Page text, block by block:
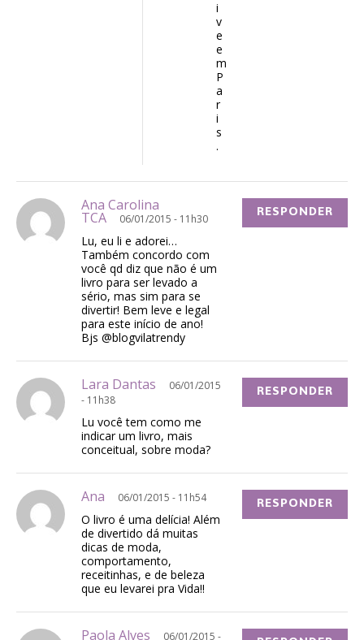
i
v
e
e
m
P
a
r
i
s
.
Ana Carolina
TCA 06/01/2015 - 11h30
Lu, eu li e adorei…
Também concordo com
você qd diz que não é um
livro para ser levado a
sério, mas sim para se
divertir! Bem leve e legal
para este início de ano!
Bjs @blogvilatrendy
RESPONDER
Lara Dantas
06/01/2015
- 11h38
Lu você tem como me
indicar um livro, mais
conceitual, sobre moda?
RESPONDER
Ana 06/01/2015 - 11h54
O livro é uma delícia! Além
de divertido dá muitas
dicas de moda,
comportamento,
receitinhas, e de beleza
que eu levarei pra Vida!!
RESPONDER
Paola Alves
06/01/2015 -